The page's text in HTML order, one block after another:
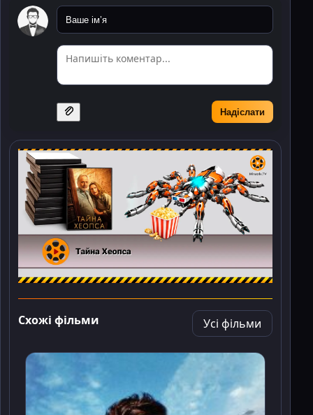
Надіслати
Схожі фільми Усі фільми